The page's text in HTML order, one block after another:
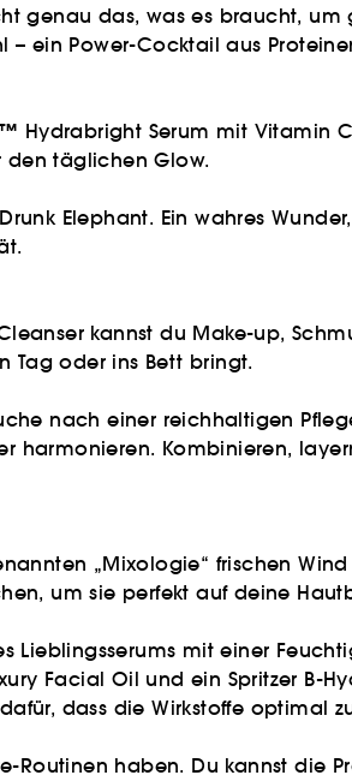
genau das, was es braucht,
ein Power-Cocktail aus
Hydrabright Serum mit Vitamin
den täglichen Glow.
Elephant. Ein wahres
kannst du Make-up,
Tag oder ins Bett bringt.
nach einer reichhaltigen
harmonieren. Kombinieren,
„Mixologie“ frischen
um sie perfekt auf deine
mit einer
Facial Oil und ein Spritzer B-
dass die Wirkstoffe optimal
Routinen haben. Du kannst die